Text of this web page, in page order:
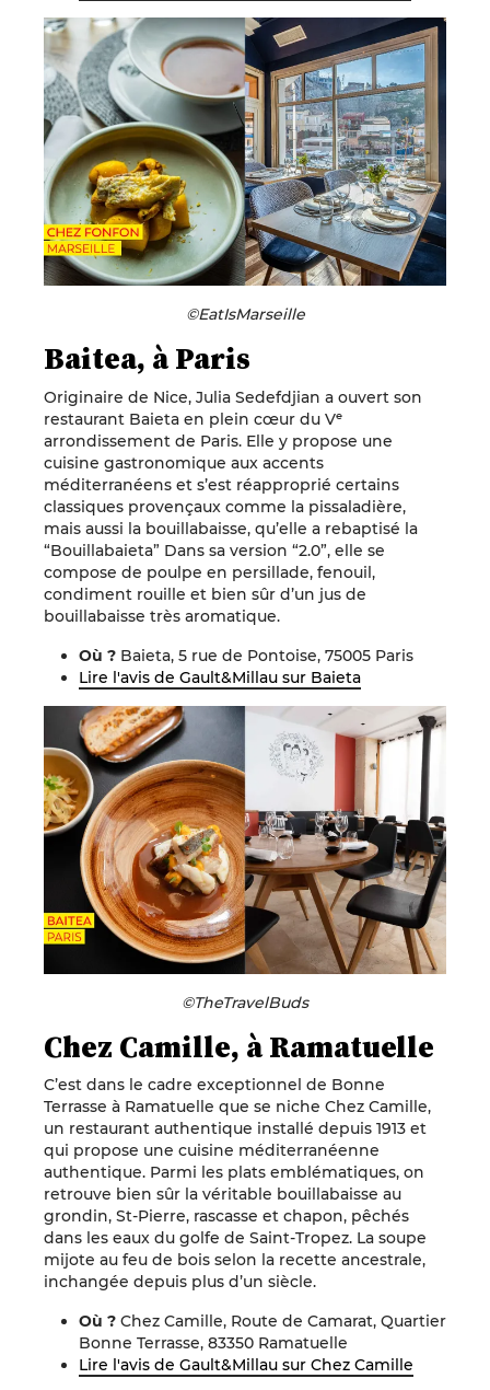
©EatIsMarseille
Baitea, à Paris
Originaire de Nice, Julia Sedefdjian a ouvert son
restaurant Baieta en plein cœur du Vᵉ
arrondissement de Paris. Elle y propose une
cuisine gastronomique aux accents
méditerranéens et s’est réapproprié certains
classiques provençaux comme la pissaladière,
mais aussi la bouillabaisse, qu’elle a rebaptisé la
“Bouillabaieta” Dans sa version “2.0”, elle se
compose de poulpe en persillade, fenouil,
condiment rouille et bien sûr d’un jus de
bouillabaisse très aromatique.
Où ? Baieta, 5 rue de Pontoise, 75005 Paris
Lire l'avis de Gault&Millau sur Baieta
©TheTravelBuds
Chez Camille, à Ramatuelle
C’est dans le cadre exceptionnel de Bonne
Terrasse à Ramatuelle que se niche Chez Camille,
un restaurant authentique installé depuis 1913 et
qui propose une cuisine méditerranéenne
authentique. Parmi les plats emblématiques, on
retrouve bien sûr la véritable bouillabaisse au
grondin, St-Pierre, rascasse et chapon, pêchés
dans les eaux du golfe de Saint-Tropez. La soupe
mijote au feu de bois selon la recette ancestrale,
inchangée depuis plus d’un siècle.
Où ? Chez Camille, Route de Camarat, Quartier
Bonne Terrasse, 83350 Ramatuelle
Lire l'avis de Gault&Millau sur Chez Camille